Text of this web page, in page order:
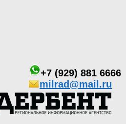
+7 (929) 881 6666
milrad@mail.ru